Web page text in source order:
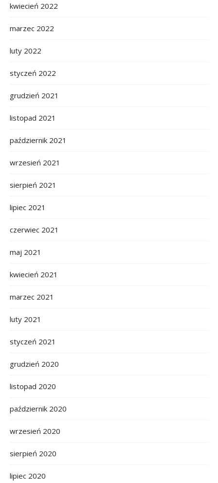
kwiecień 2022
marzec 2022
luty 2022
styczeń 2022
grudzień 2021
listopad 2021
październik 2021
wrzesień 2021
sierpień 2021
lipiec 2021
czerwiec 2021
maj 2021
kwiecień 2021
marzec 2021
luty 2021
styczeń 2021
grudzień 2020
listopad 2020
październik 2020
wrzesień 2020
sierpień 2020
lipiec 2020